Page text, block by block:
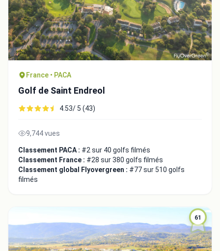
France • PACA
Golf de Saint Endreol
4.53/ 5 (43)
9,744 vues
Classement PACA : #2 sur 40 golfs filmés
Classement France : #28 sur 380 golfs filmés
Classement global Flyovergreen : #77 sur 510 golfs
filmés
61
Intégrer la video
Copier dans le presse-papiers